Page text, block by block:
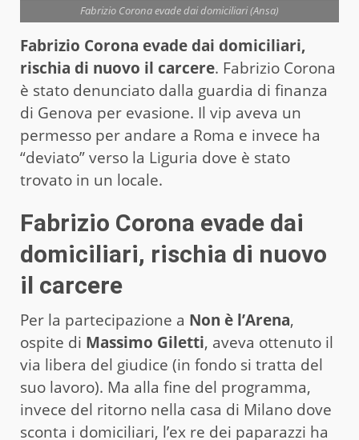
Fabrizio Corona evade dai domiciliari (Ansa)
Fabrizio Corona evade dai domiciliari,
rischia di nuovo il carcere. Fabrizio Corona
è stato denunciato dalla guardia di finanza
di Genova per evasione. Il vip aveva un
permesso per andare a Roma e invece ha
“deviato” verso la Liguria dove è stato
trovato in un locale.
Fabrizio Corona evade dai
domiciliari, rischia di nuovo
il carcere
Per la partecipazione a Non è l’Arena,
ospite di Massimo Giletti, aveva ottenuto il
via libera del giudice (in fondo si tratta del
suo lavoro). Ma alla fine del programma,
invece del ritorno nella casa di Milano dove
sconta i domiciliari, l’ex re dei paparazzi ha